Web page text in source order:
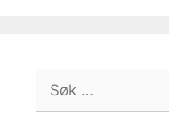
Søk
etter: